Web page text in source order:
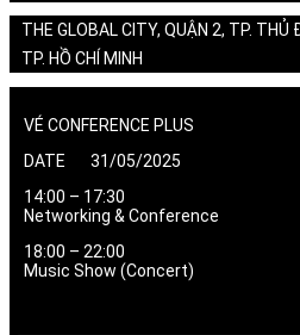
THE GLOBAL CITY, QUẬN 2, TP. THỦ
TP. HỒ CHÍ MINH
VÉ CONFERENCE PLUS
DATE 31/05/2025
14:00 – 17:30
Networking & Conference
18:00 – 22:00
Music Show (Concert)